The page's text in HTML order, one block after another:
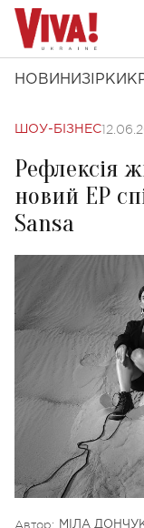
НОВИНИ ЗІРКИ
ШОУ-БІЗНЕС
Рефлексія
новий EP
Sansa
Автор: МІЛА